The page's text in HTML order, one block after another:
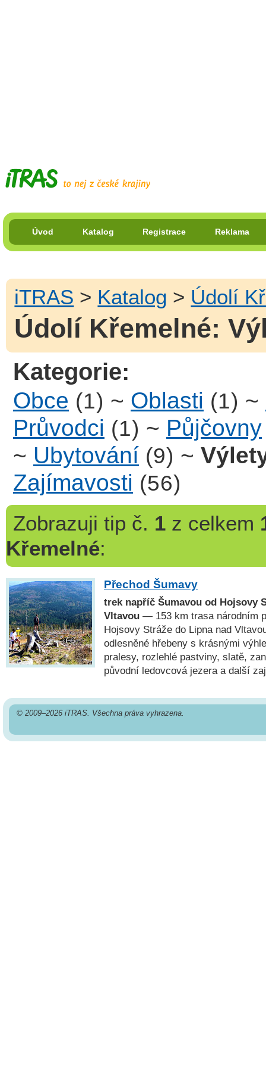
Úvod Katalog Registrace Reklama
iTRAS > Katalog > Údolí
Údolí Křemelné:
Kategorie:
Obce (1) ~ Oblasti (1) ~
Průvodci (1) ~ Půjčovny
~ Ubytování (9) ~
Zajímavosti (56)
Zobrazuji tip č. 1z celkem
Křemelné:
Přechod Šumavy
trek napříč Šumavou od Hojsovy
Vltavou — 153 km trasa národním
Hojsovy Stráže do Lipna nad
odlesněné hřebeny s krásnými
pralesy, rozlehlé pastviny, slatě,
původní ledovcová jezera a další
© 2009–2026 iTRAS. Všechna práva vyhrazena.